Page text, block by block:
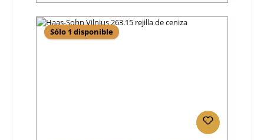
Sólo 1 disponible